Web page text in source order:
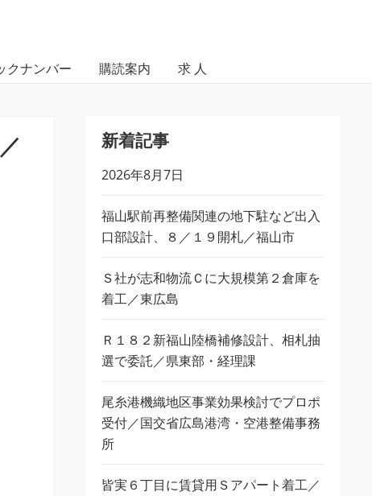
クナンバー 購読案内 求 人
新着記事
2026年8月7日
福山駅前再整備関連の地下駐など出入
口部設計、８／１９開札／福山市
Ｓ社が志和物流Ｃに大規模第２倉庫を
着工／東広島
Ｒ１８２新福山陸橋補修設計、相札抽
選で委託／県東部・経理課
尾糸港機織地区事業効果検討でプロポ
受付／国交省広島港湾・空港整備事務
所
皆実６丁目に賃貸用Ｓアパート着工／